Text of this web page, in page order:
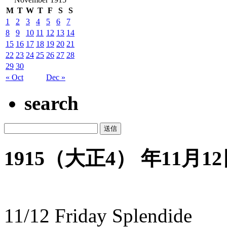
M T W T F S S
« Oct Dec »
1 2 3 4 5 6
7
8
9 10 11 12 13 14
15 16 17 18 19 20 21
22 23 24 25 26 27 28
29 30
search
1915（大正4） 年11月
11/12 Friday Splendide